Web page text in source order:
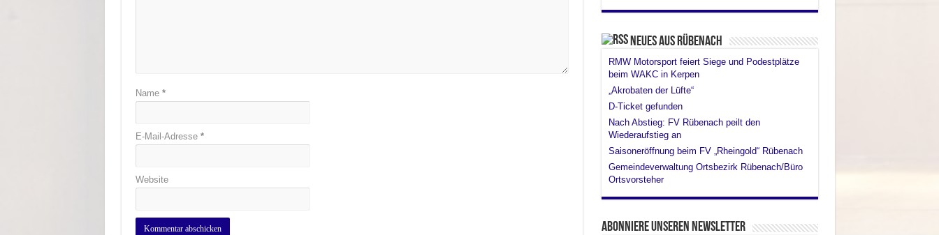
Name *
E-Mail-Adresse *
Website
Neues aus Rübenach
RMW Motorsport feiert Siege und Podestplätze
beim WAKC in Kerpen
„Akrobaten der Lüfte“
D-Ticket gefunden
Nach Abstieg: FV Rübenach peilt den
Wiederaufstieg an
Saisoneröffnung beim FV „Rheingold“ Rübenach
Gemeindeverwaltung Ortsbezirk Rübenach/Büro
Ortsvorsteher
Abonniere unseren Newsletter